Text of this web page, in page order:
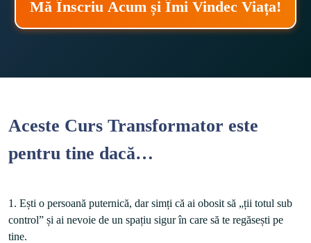
Mă Înscriu Acum și Îmi Vindec Viața!
Aceste Curs Transformator este
pentru tine dacă…
1. Ești o persoană puternică, dar simți că ai obosit să „ții totul sub
control” și ai nevoie de un spațiu sigur în care să te regăsești pe
tine.